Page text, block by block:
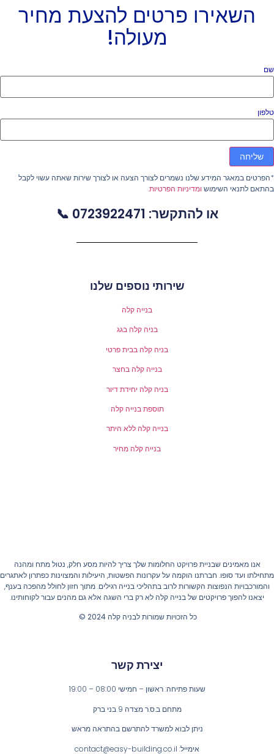
השאירו פרטים להצעת מחיר
מעולה!
שליחה
במאגר המידע שלנו נשמרים לצורך הצעה או לצורך שירות שאתה עשוי לקבל
לתנאי השימושומדיניות הפרטיות.
או להתקשר: 0723922471 📞
שירותי נוספים שלנו
בנייה קלה
בניה קלה בגג
בניה קלה בבית פרטי
בנייה קלה בחצר
בניה קלה יחידת דיור
תוספת בנייה קלה
בנייה קלה ללא היתר
בנייה קלה מחיר
אנו מאמינים שבניית פרויקט החלומות שלך צריך להיות מסע חלק, נטול מתח ומהנה
ועד סופו. חברתנו הוקמה על עקרונות הפשטות, היעילות והמצוינות כפתרון לאתגרים
והמורכבויות הנפוצות הקשורות לרוב בתהליכי בנייה רגילים. מתוך חזון לחולל מהפכה בענף,
יצאנו להפוך פרויקטים של בנייה קלה לא רק ברי השגה אלא גם מהנים עבור לקוחותינו.
כל הזכויות שמורות לבניה קלה 2024 ©
יצירת קשר
שעות פתיחה: ראשון – חמישי 08:00 – 19:00
מתחם ב.ס.ר מצדה 9 בני ברק
ניתן לבוא למשרד להתרשם בהתראה מראש
אימייל: contact@easy-building.co.il